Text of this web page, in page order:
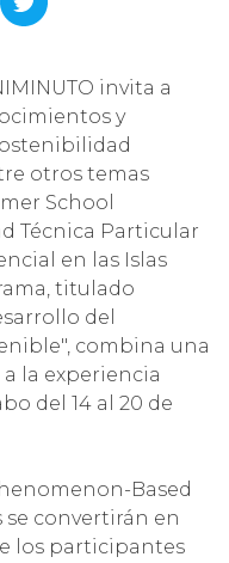
invita a
y
otros temas
School
Técnica Particular
en las Islas
titulado
del
combina una
la experiencia
del 14 al 20 de
Based
se convertirán en
los participantes